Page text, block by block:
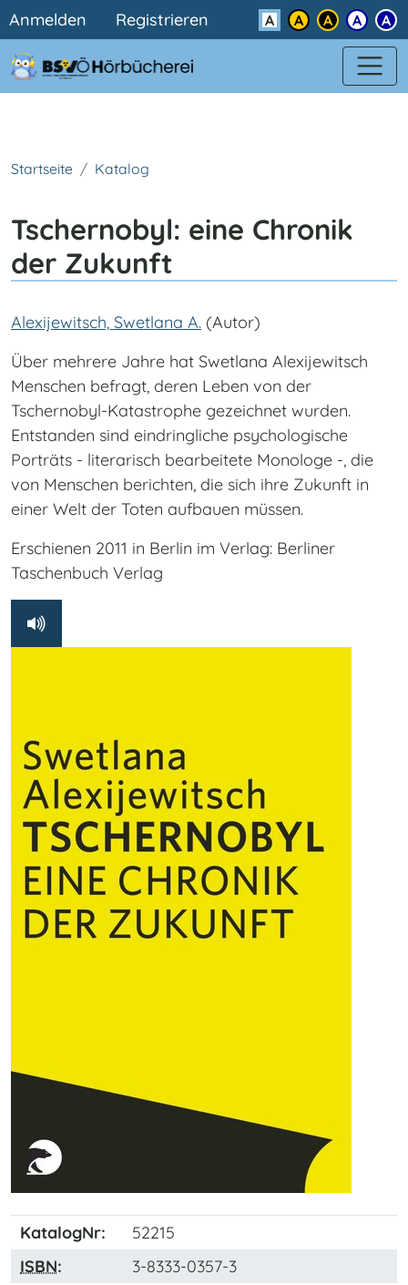
Direkt zum Inhalt
Benutzermenü
Anmelden Registrieren Kontrast
Startseite Katalog
Tschernobyl: eine Chronik
der Zukunft
Alexijewitsch, Swetlana A. (Autor)
Über mehrere Jahre hat Swetlana Alexijewitsch
Menschen befragt, deren Leben von der
Tschernobyl-Katastrophe gezeichnet wurden.
Entstanden sind eindringliche psychologische
Porträts - literarisch bearbeitete Monologe -, die
von Menschen berichten, die sich ihre Zukunft in
einer Welt der Toten aufbauen müssen.
Erschienen 2011 in Berlin im Verlag: Berliner
Taschenbuch Verlag
KatalogNr:
52215
ISBN:
3-8333-0357-3